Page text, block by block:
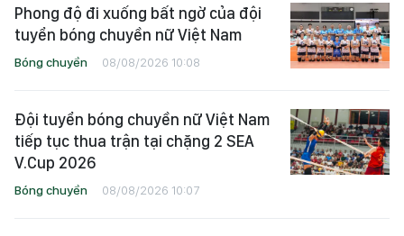
Phong độ đi xuống bất ngờ của đội
tuyển bóng chuyền nữ Việt Nam
Bóng chuyền 08/08/2026 10:08
Đội tuyển bóng chuyền nữ Việt Nam
tiếp tục thua trận tại chặng 2 SEA
V.Cup 2026
Bóng chuyền 08/08/2026 10:07